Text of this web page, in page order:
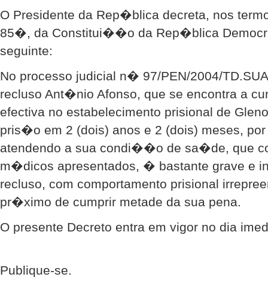
O Presidente da Rep�blica decreta, nos
85�, da Constitui��o da Rep�blica
seguinte:
No processo judicial n� 97/PEN/2004/
recluso Ant�nio Afonso, que se encontra a
efectiva no estabelecimento prisional de
pris�o em 2 (dois) anos e 2 (dois) meses,
atendendo a sua condi��o de sa�de, que
m�dicos apresentados, � bastante grave e
recluso, com comportamento prisional
pr�ximo de cumprir metade da sua pena.
O presente Decreto entra em vigor no dia
Publique-se.